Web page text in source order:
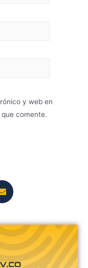
y web en
comente.